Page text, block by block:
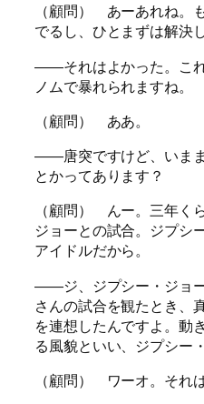
（顧問） あーあれね。
でるし、ひとまずは解決
――それはよかった。こ
ノムで暴れられますね。
（顧問） ああ。
――唐突ですけど、いま
とかってあります？
（顧問） んー。三年く
ジョーとの試合。ジプシ
アイドルだから。
――ジ、ジプシー・ジョ
さんの試合を観たとき、
を連想したんですよ。動
る風貌といい、ジプシー
（顧問） ワーオ。それ